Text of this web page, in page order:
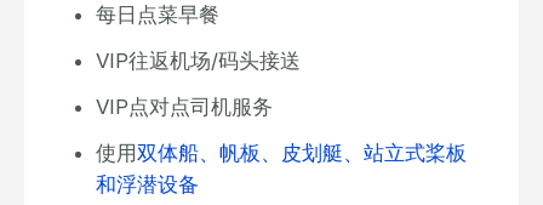
每日点菜早餐
VIP往返机场/码头接送
VIP点对点司机服务
使用双体船、帆板、皮划艇、站立式桨板
和浮潜设备